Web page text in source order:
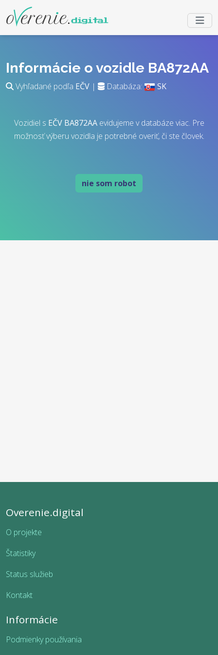
Informácie o vozidle BA872AA
Vyhľadané podľa EČV | Databáza: SK
Vozidiel s EČV BA872AAevidujeme v databáze viac. Pre
možnosť výberu vozidla je potrebné overiť, či ste človek.
nie som robot
Overenie.digital
O projekte
Štatistiky
Status služieb
Kontakt
Informácie
Podmienky používania